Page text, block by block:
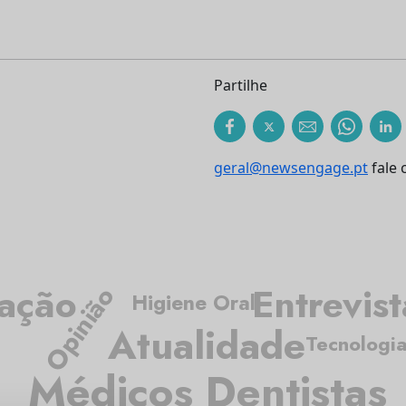
Partilhe
geral@newsengage.ptfale
Atualidade
Médicos Dentistas
Higiene Oral
Opinião Tecnologia